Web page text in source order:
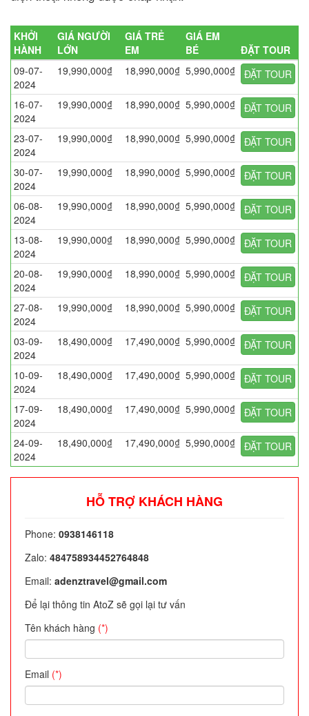
KHỞI
HÀNH
GIÁ NGƯỜI
LỚN
GIÁ TRẺ
EM
GIÁ EM
BÉ
ĐẶT TOUR
09-07-
2024
19,990,000₫ 18,990,000₫ 5,990,000₫ ĐẶT TOUR
16-07-
2024
19,990,000₫ 18,990,000₫ 5,990,000₫ ĐẶT TOUR
23-07-
2024
19,990,000₫ 18,990,000₫ 5,990,000₫ ĐẶT TOUR
30-07-
2024
19,990,000₫ 18,990,000₫ 5,990,000₫ ĐẶT TOUR
06-08-
2024
19,990,000₫ 18,990,000₫ 5,990,000₫ ĐẶT TOUR
13-08-
2024
19,990,000₫ 18,990,000₫ 5,990,000₫ ĐẶT TOUR
20-08-
2024
19,990,000₫ 18,990,000₫ 5,990,000₫ ĐẶT TOUR
27-08-
2024
19,990,000₫ 18,990,000₫ 5,990,000₫ ĐẶT TOUR
03-09-
2024
18,490,000₫ 17,490,000₫ 5,990,000₫ ĐẶT TOUR
10-09-
2024
18,490,000₫ 17,490,000₫ 5,990,000₫ ĐẶT TOUR
17-09-
2024
18,490,000₫ 17,490,000₫ 5,990,000₫ ĐẶT TOUR
24-09-
2024
18,490,000₫ 17,490,000₫ 5,990,000₫ ĐẶT TOUR
HỖ TRỢ KHÁCH HÀNG
Phone: 0938146118
Zalo: 484758934452764848
Email: adenztravel@gmail.com
Để lại thông tin AtoZ sẽ gọi lại tư vấn
Tên khách hàng (*)
Email (*)